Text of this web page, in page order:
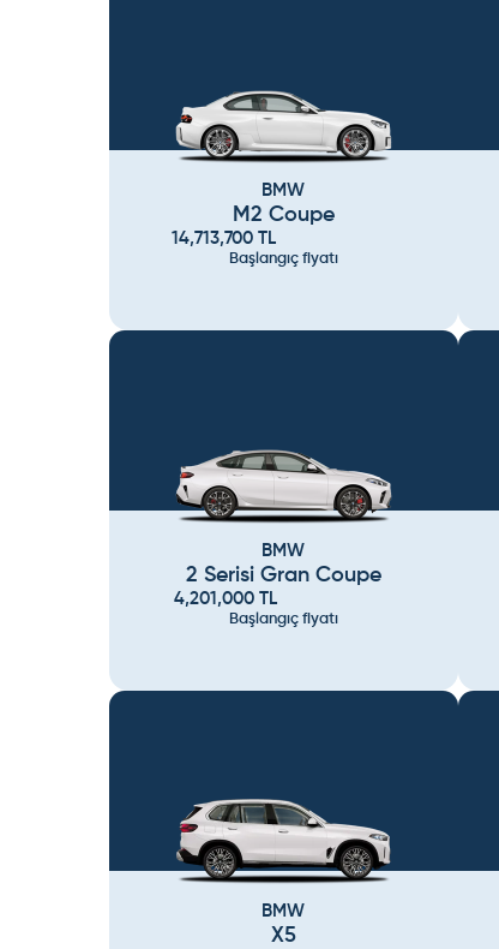
BMW
M2 Coupe
14,713,700 TL
Başlangıç fiyatı
BMW
2 Serisi Gran Coupe
4,201,000 TL
Başlangıç fiyatı
BMW
X5